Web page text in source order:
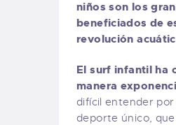
niños son los
beneficiados de
revolución
El surf infantil ha
manera
difícil entender por
deporte único,